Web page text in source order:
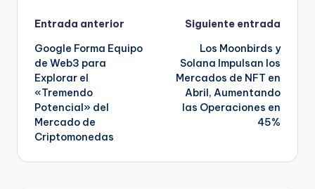
Navegación
de
entradas
Entrada anterior
Google Forma Equipo
de Web3 para
Explorar el
«Tremendo
Potencial» del
Mercado de
Criptomonedas
Siguiente entrada
Los Moonbirds y
Solana Impulsan los
Mercados de NFT en
Abril, Aumentando
las Operaciones en
45%